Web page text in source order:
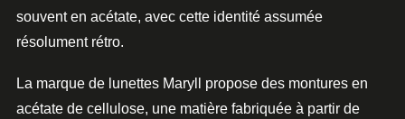
souvent en acétate, avec cette identité assumée
résolument rétro.
La marque de lunettes Maryll propose des montures en
acétate de cellulose, une matière fabriquée à partir de